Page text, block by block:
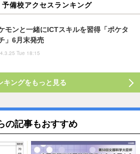
予備校アクセスランキング
モンと一緒にICTスキルを習得「ポケタ
」6月末発売
Tue 18:15
キングをもっと見る
の記事もおすすめ